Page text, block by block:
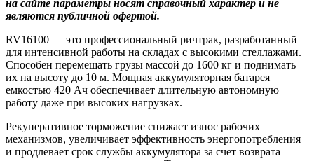
на сайте параметры носят справочный характер и не
являются публичной офертой.
RV16100 — это профессиональный ричтрак, разработанный
для интенсивной работы на складах с высокими стеллажами.
Способен перемещать грузы массой до 1600 кг и поднимать
их на высоту до 10 м. Мощная аккумуляторная батарея
емкостью 420 Ач обеспечивает длительную автономную
работу даже при высоких нагрузках.
Рекуперативное торможение снижает износ рабочих
механизмов, увеличивает эффективность энергопотребления
и продлевает срок службы аккумулятора за счет возврата